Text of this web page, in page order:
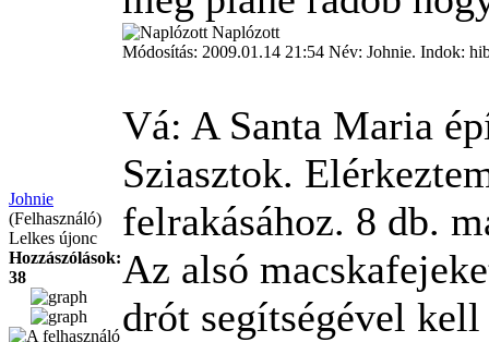
Naplózott
Módosítás: 2009.01.14 21:54 Név: Johnie. Indok:
Johnie
(Felhasználó)
Lelkes újonc
Hozzászólások:
38
Vá: A Santa Maria
Sziasztok.
felrakásához. 8 db.
Az alsó
drót segítségével